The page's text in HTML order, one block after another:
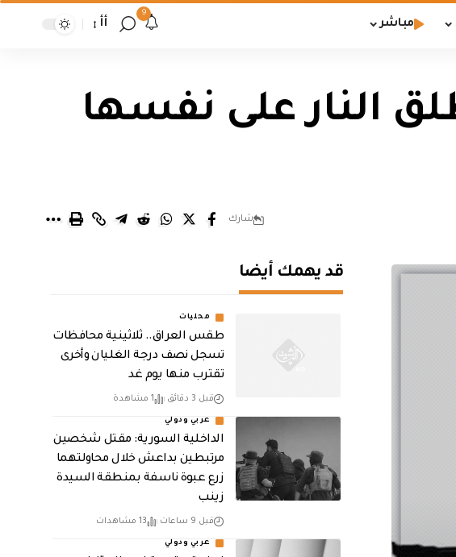
مباشر
9
أأ
النار على نفسها
شارك
قد يهمك أيضا
محليات
طقس العراق.. ثلاثينية محافظات
تسجل نصف درجة الغليان وأخرى
تقترب منها يوم غد
قبل 3 دقائق 1 مشاهدة
عربي ودولي
الداخلية السورية: مقتل شخصين
مرتبطين بداعش خلال محاولتهما
زرع عبوة ناسفة بمنطقة السيدة
زينب
قبل 9 ساعات 13 مشاهدات
عربي ودولي